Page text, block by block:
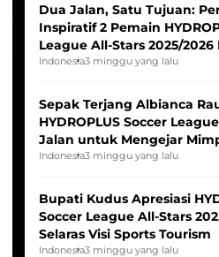
Dua Jalan, Satu Tujuan:
Inspiratif 2 Pemain
League All-Stars 2025/
Seleksi Timnas Indonesia
Indonesia3 minggu yang lalu
Sepak Terjang Albianca
HYDROPLUS Soccer
Jalan untuk Mengejar
Indonesia Putri
Indonesia3 minggu yang lalu
Bupati Kudus Apresiasi
Soccer League All-Stars
Selaras Visi Sports Tourism
Indonesia3 minggu yang lalu